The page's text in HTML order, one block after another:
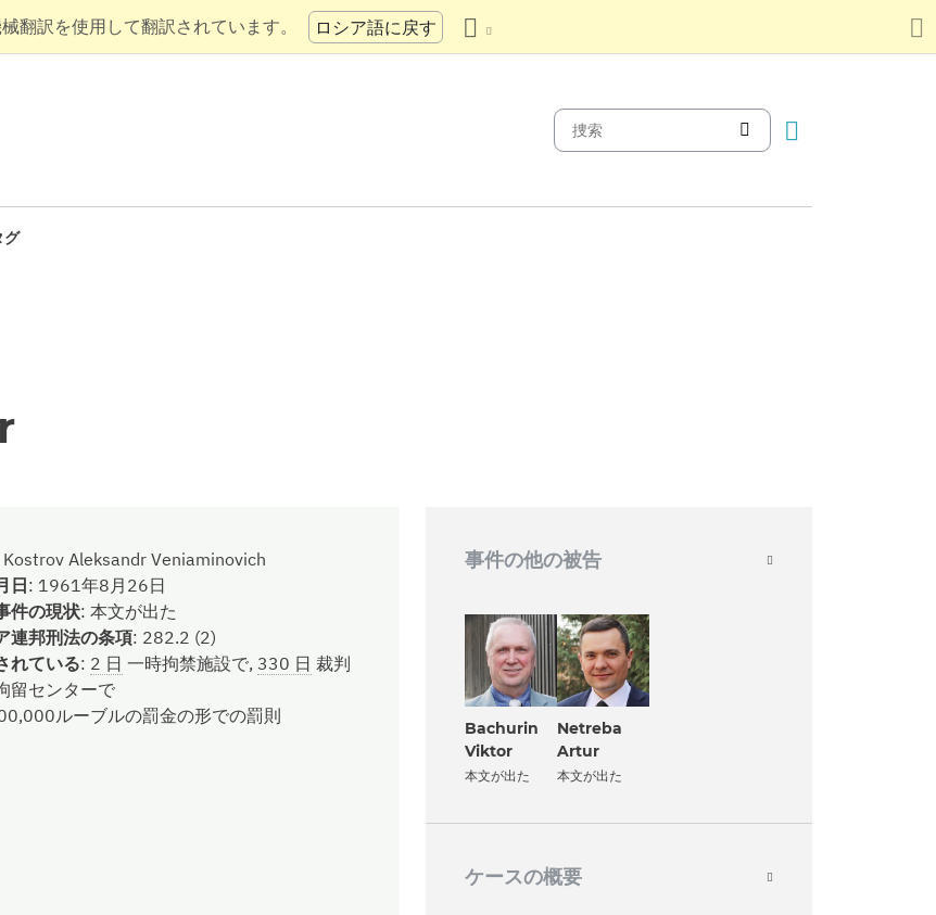
翻訳を使用して翻訳されています。 ロシア語に戻す
グ
Kostrov Aleksandr Veniaminovich
日: 1961年8月26日
件の現状:本文が出た
連邦刑法の条項: 282.2 (2)
れている: 2 日 一時拘禁施設で, 330 日 裁判
留センターで
ルーブルの罰金の形での罰則
事件の他の被告
Bachurin
Viktor
本文が出た
Netreba
Artur
本文が出た
ケースの概要